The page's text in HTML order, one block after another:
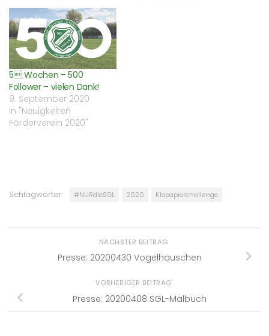
5 Wochen – 500
Follower – vielen Dank!
9. September 2020
In "Neuigkeiten
Förderverein 2020"
Schlagwörter: #NURdieSGL 2020 Klopapierchallenge
NÄCHSTER BEITRAG
Presse: 20200430 Vogelhäuschen
VORHERIGER BEITRAG
Presse: 20200408 SGL-Malbuch